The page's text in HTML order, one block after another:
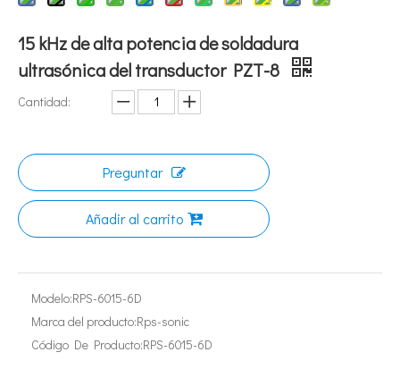
Actualmente, la investigación sobre la extracción de antioxidantes y
15 kHz de alta potencia de soldadura
ultrasónica del transductor PZT-8
Cantidad:
Preguntar
Añadir al carrito
Modelo:RPS-6015-6D
Marca del producto:Rps-sonic
Código De Producto:RPS-6015-6D